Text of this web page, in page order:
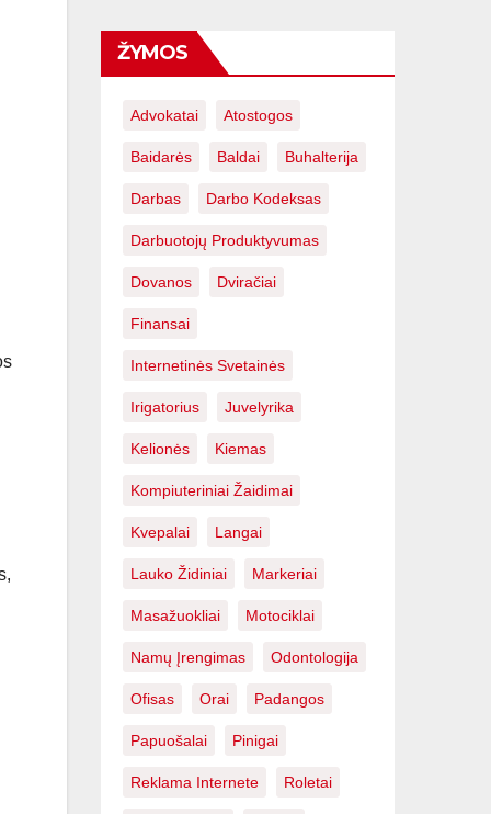
ŽYMOS
Advokatai Atostogos
Baidarės Baldai Buhalterija
Darbas Darbo Kodeksas
Darbuotojų Produktyvumas
Dovanos Dviračiai
Finansai
Internetinės Svetainės
Irigatorius Juvelyrika
Kelionės Kiemas
Kompiuteriniai Žaidimai
Kvepalai Langai
Lauko Židiniai Markeriai
Masažuokliai Motociklai
Namų Įrengimas Odontologija
Ofisas Orai Padangos
Papuošalai Pinigai
Reklama Internete Roletai